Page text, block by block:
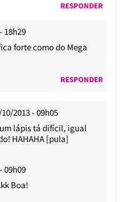
RESPONDER
18h29
forte como do Mega
RESPONDER
2013 - 09h05
lápis tá difícil, igual
HAHAHA [pula]
09h09
Boa!